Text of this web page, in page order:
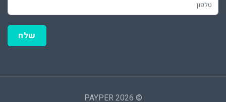
שלח
© 2026 PAYPER